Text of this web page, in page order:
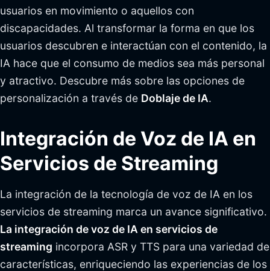
usuarios en movimiento o aquellos con
discapacidades. Al transformar la forma en que los
usuarios descubren e interactúan con el contenido, la
IA hace que el consumo de medios sea más personal
y atractivo. Descubre más sobre las opciones de
personalización a través de Doblaje de IA.
Integración de Voz de IA en
Servicios de Streaming
La integración de la tecnología de voz de IA en los
servicios de streaming marca un avance significativo.
La integración de voz de IA en servicios de
streaming incorpora ASR y TTS para una variedad de
características, enriqueciendo las experiencias de los